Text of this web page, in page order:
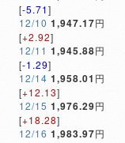
[-5.71]
12/10 1,947.17円
[+2.92]
12/11 1,945.88円
[-1.29]
12/14 1,958.01 円
[+12.13]
12/15 1,976.29円
[+18.28]
12/16 1,983.97円